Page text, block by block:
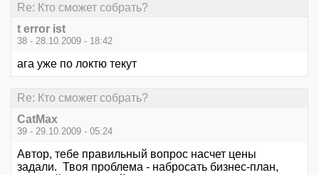
Re: Кто сможет собрать?
t error ist
38 - 28.10.2009 - 18:42
ага уже по локтю текут
Re: Кто сможет собрать?
CatMax
39 - 29.10.2009 - 05:24
Автор, тебе правильный вопрос насчет цены
задали. Твоя проблема - набросать бизнес-план,